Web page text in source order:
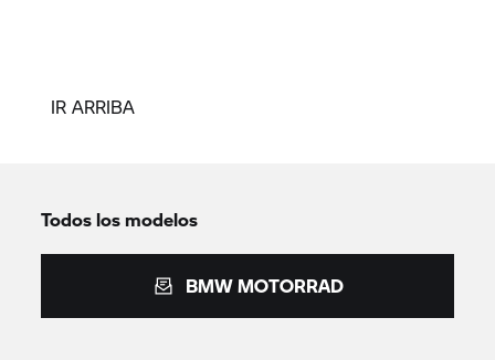
IR ARRIBA
Todos los modelos
BMW MOTORRAD